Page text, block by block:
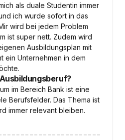
als duale Studentin immer
ich wurde sofort in das
wird bei jedem Problem
ist super nett. Zudem wird
Ausbildungsplan mit
ein Unternehmen in dem
im Bereich Bank ist eine
Berufsfelder. Das Thema ist
immer relevant bleiben.